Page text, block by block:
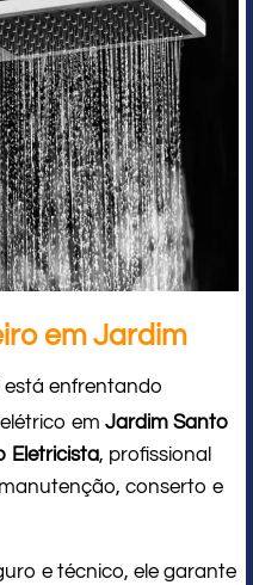
em Jardim
está enfrentando
em Jardim Santo
Eletricista, profissional
conserto e
e técnico, ele garante